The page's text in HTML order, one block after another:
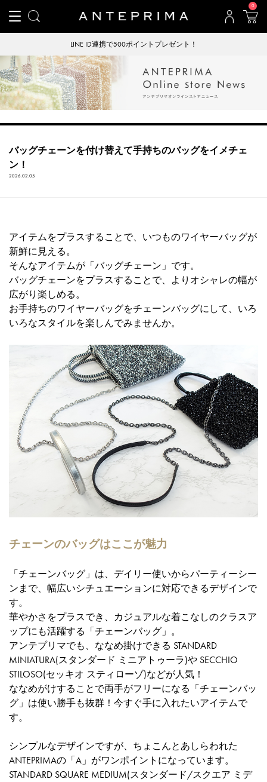
0
LINE ID連携で500ポイントプレゼント！
バッグチェーンを付け替えて手持ちのバッグをイメチェ
ン！
2026.02.05
アイテムをプラスすることで、いつものワイヤーバッグが
新鮮に見える。
そんなアイテムが「バッグチェーン」です。
バッグチェーンをプラスすることで、よりオシャレの幅が
広がり楽しめる。
お手持ちのワイヤーバッグをチェーンバッグにして、いろ
いろなスタイルを楽しんでみませんか。
チェーンのバッグはここが魅力
「チェーンバッグ」は、デイリー使いからパーティーシー
ンまで、幅広いシチュエーションに対応できるデザインで
す。
華やかさをプラスでき、カジュアルな着こなしのクラスア
ップにも活躍する「チェーンバッグ」。
アンテプリマでも、ななめ掛けできる STANDARD
MINIATURA(スタンダード ミニアトゥーラ)や SECCHIO
STILOSO(セッキオ スティローゾ)などが人気！
ななめがけすることで両手がフリーになる「チェーンバッ
グ」は使い勝手も抜群！今すぐ手に入れたいアイテムで
す。
シンプルなデザインですが、ちょこんとあしらわれた
ANTEPRIMAの「A」がワンポイントになっています。
STANDARD SQUARE MEDIUM(スタンダード/スクエア ミデ